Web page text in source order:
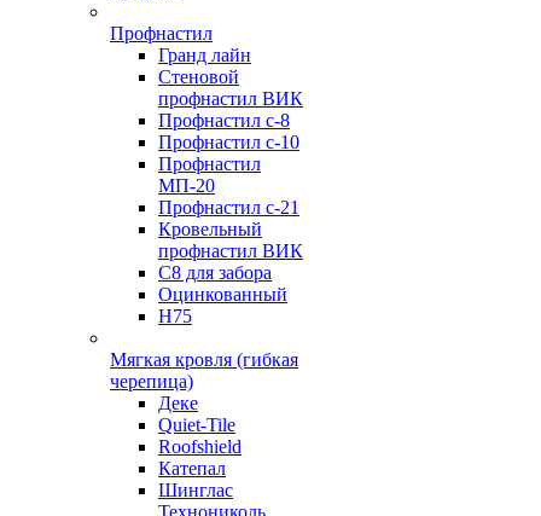
Профнастил
Гранд лайн
Стеновой
профнастил ВИК
Профнастил с-8
Профнастил с-10
Профнастил
МП-20
Профнастил с-21
Кровельный
профнастил ВИК
С8 для забора
Оцинкованный
Н75
Мягкая кровля (гибкая
черепица)
Деке
Quiet-Tile
Roofshield
Катепал
Шинглас
Технониколь